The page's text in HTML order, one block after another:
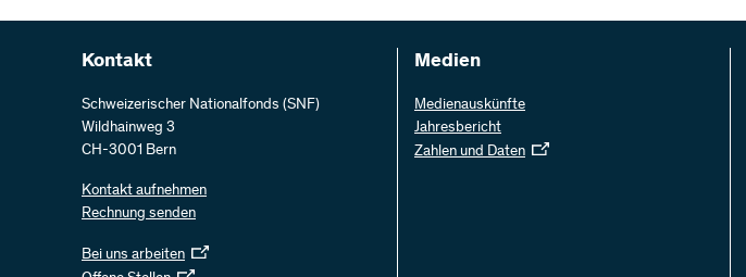
Kontakt
Schweizerischer Nationalfonds (SNF)
Wildhainweg 3
CH-3001 Bern
Kontakt aufnehmen
Rechnung senden
Bei uns arbeiten
Medien
Medienauskünfte
Jahresbericht
Zahlen und Daten